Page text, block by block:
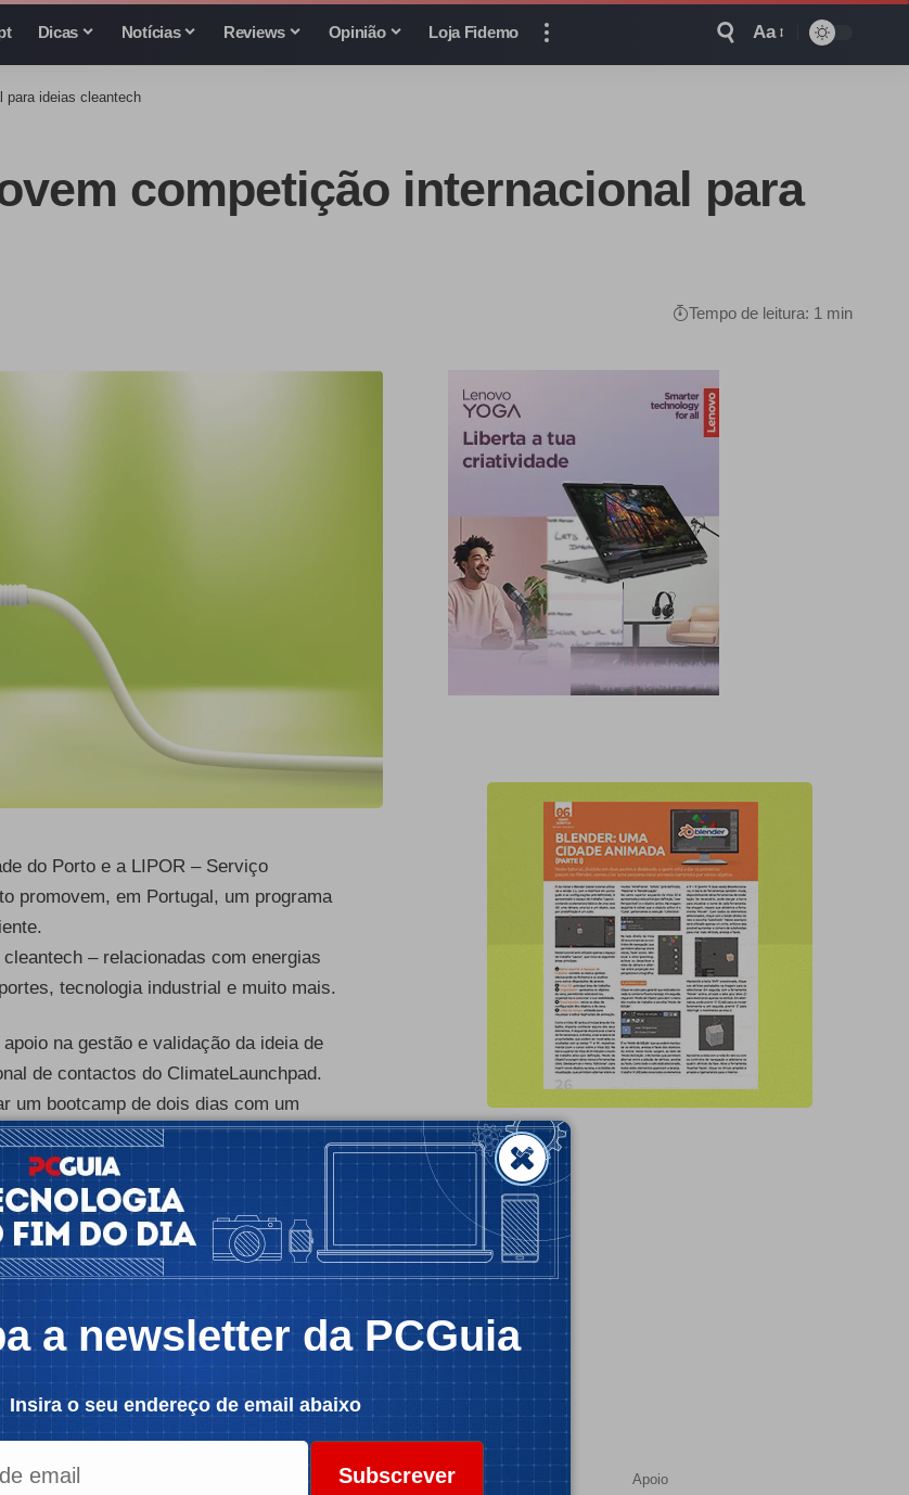
Dicas Notícias Reviews Opinião Loja Fidemo Aa
para ideias cleantech
competição internacional para
Tempo de leitura: 1 min
do Porto e a LIPOR – Serviço
promovem, em Portugal, um programa
– relacionadas com energias
tecnologia industrial e muito mais.
na gestão e validação da ideia de
de contactos do ClimateLaunchpad.
um bootcamp de dois dias com um
do negócio a um painel de especialistas
e terceiro lugares vão ter um
para ideias portuguesas estão
Apoio
a newsletter da PCGuia
Insira o seu endereço de email abaixo
Subscrever